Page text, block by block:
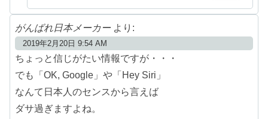
がんばれ日本メーカー より:
2019年2月20日 9:54 AM
ちょっと信じがたい情報ですが・・・
でも「OK, Google」や「Hey Siri」
なんて日本人のセンスから言えば
ダサ過ぎますよね。